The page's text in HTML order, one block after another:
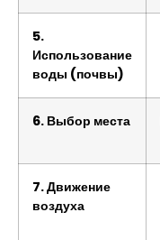
5.
Использование
воды (почвы)
6. Выбор места
7. Движение
воздуха